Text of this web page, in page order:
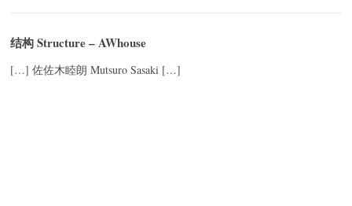
结构 Structure – AWhouse
[…] 佐佐木睦朗 Mutsuro Sasaki […]